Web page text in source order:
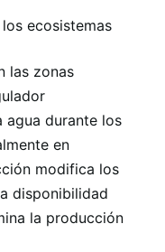
ecosistemas
las zonas
agua durante los
en
modifica los
disponibilidad
la producción